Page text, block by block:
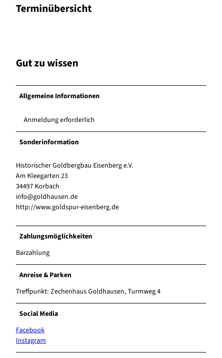
Terminübersicht
Gut zu wissen
Allgemeine Informationen
Anmeldung erforderlich
Sonderinformation
Historischer Goldbergbau Eisenberg e.V.
Am Kleegarten 23
34497 Korbach
info@goldhausen.de
http://www.goldspur-eisenberg.de
Zahlungsmöglichkeiten
Barzahlung
Anreise & Parken
Treffpunkt: Zechenhaus Goldhausen, Turmweg 4
Social Media
Facebook
Instagram